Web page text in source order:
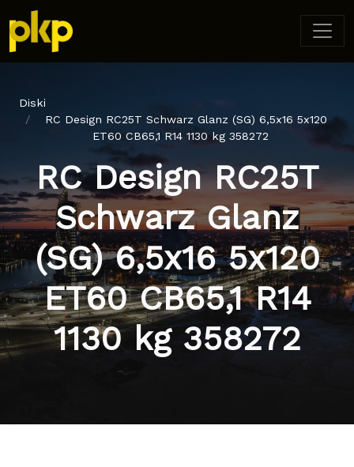
Diski
RC Design RC25T Schwarz Glanz (SG) 6,5x16 5x120
ET60 CB65,1 R14 1130 kg 358272
RC Design RC25T
Schwarz Glanz
(SG) 6,5x16 5x120
ET60 CB65,1 R14
1130 kg 358272